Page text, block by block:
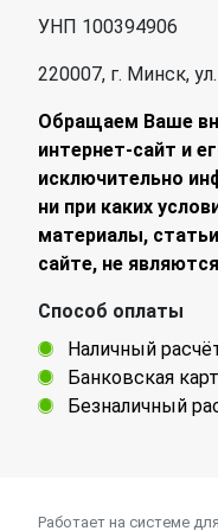
УНП 100394906
220007, г. Минск,
Обращаем Ваше
интернет-сайт и
исключительно
ни при каких
материалы,
сайте, не
Способ оплаты
Наличный
Банковская
Безналичный
Работает на системе